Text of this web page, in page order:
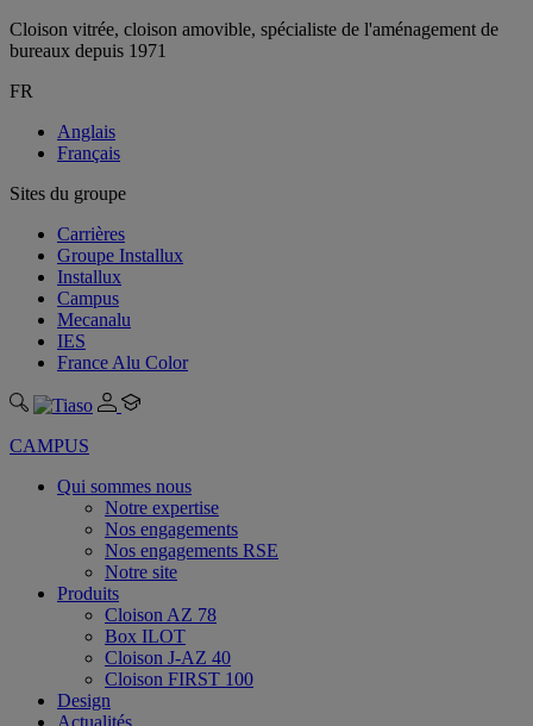
Cloison vitrée, cloison amovible, spécialiste de l'aménagement de
bureaux depuis 1971
FR
Anglais
Français
Sites du groupe
Carrières
Groupe Installux
Installux
Campus
Mecanalu
IES
France Alu Color
CAMPUS
Qui sommes nous
Notre expertise
Nos engagements
Nos engagements RSE
Notre site
Produits
Cloison AZ 78
Box ILOT
Cloison J-AZ 40
Cloison FIRST 100
Design
Actualités